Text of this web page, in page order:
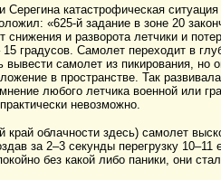
Серегина катастрофическая
«625-й задание в зоне 20
и разворота летчики и
градусов. Самолет переходит в
вывести самолет из пикирования, но
в пространстве. Так
любого летчика военной или
невозможно.
облачности здесь) самолет
за 2–3 секунды перегрузку
без какой либо паники, они